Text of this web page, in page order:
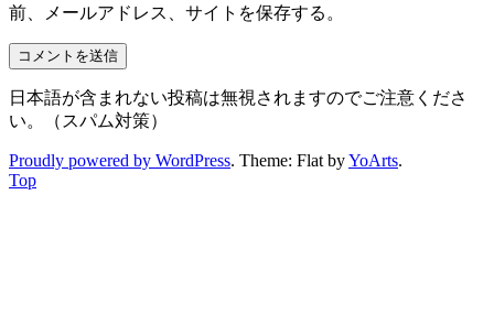
前、メールアドレス、サイトを保存する。
日本語が含まれない投稿は無視されますのでご注意くださ
い。（スパム対策）
Proudly powered by WordPress. Theme: Flat byYoArts.
Top